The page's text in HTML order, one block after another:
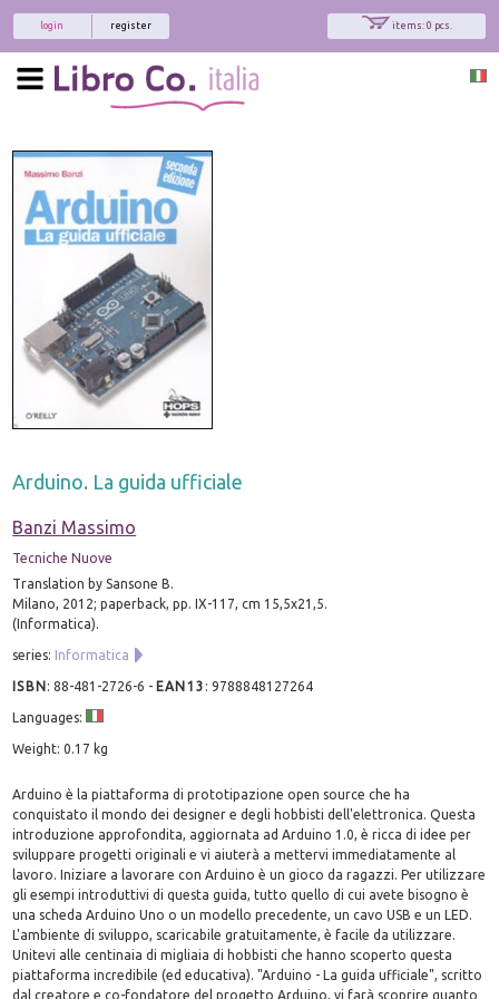
items: 0 pcs.
register
login
Arduino. La guida ufficiale
Banzi Massimo
Tecniche Nuove
Translation by Sansone B.
Milano, 2012; paperback, pp. IX-117, cm 15,5x21,5.
(Informatica).
series: Informatica
ISBN:88-481-2726-6 - EAN13 :9788848127264
Languages:
Weight: 0.17 kg
Arduino è la piattaforma di prototipazione open source che ha
conquistato il mondo dei designer e degli hobbisti dell'elettronica. Questa
introduzione approfondita, aggiornata ad Arduino 1.0, è ricca di idee per
sviluppare progetti originali e vi aiuterà a mettervi immediatamente al
lavoro. Iniziare a lavorare con Arduino è un gioco da ragazzi. Per utilizzare
gli esempi introduttivi di questa guida, tutto quello di cui avete bisogno è
una scheda Arduino Uno o un modello precedente, un cavo USB e un LED.
L'ambiente di sviluppo, scaricabile gratuitamente, è facile da utilizzare.
Unitevi alle centinaia di migliaia di hobbisti che hanno scoperto questa
piattaforma incredibile (ed educativa). "Arduino - La guida ufficiale", scritto
dal creatore e co-fondatore del progetto Arduino, vi farà scoprire quanto